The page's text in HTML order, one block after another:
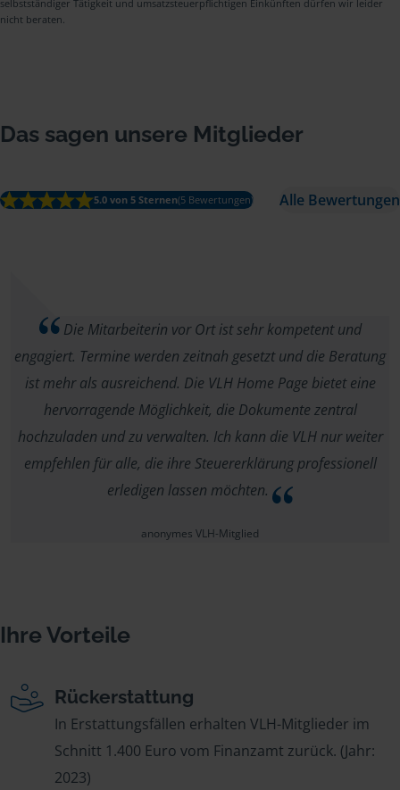
selbstständiger Tätigkeit und umsatzsteuerpflichtigen Einkünften dürfen wir leider
nicht beraten.
Das sagen unsere Mitglieder
5.0 von 5 Sternen(5 Bewertungen) Alle Bewertungen
Die Mitarbeiterin vor Ort ist sehr kompetent und
engagiert. Termine werden zeitnah gesetzt und die Beratung
ist mehr als ausreichend. Die VLH Home Page bietet eine
hervorragende Möglichkeit, die Dokumente zentral
hochzuladen und zu verwalten. Ich kann die VLH nur weiter
empfehlen für alle, die ihre Steuererklärung professionell
erledigen lassen möchten.
anonymes VLH-Mitglied
Ihre Vorteile
Rückerstattung
In Erstattungsfällen erhalten VLH-Mitglieder im
Schnitt 1.400 Euro vom Finanzamt zurück. (Jahr:
2023)